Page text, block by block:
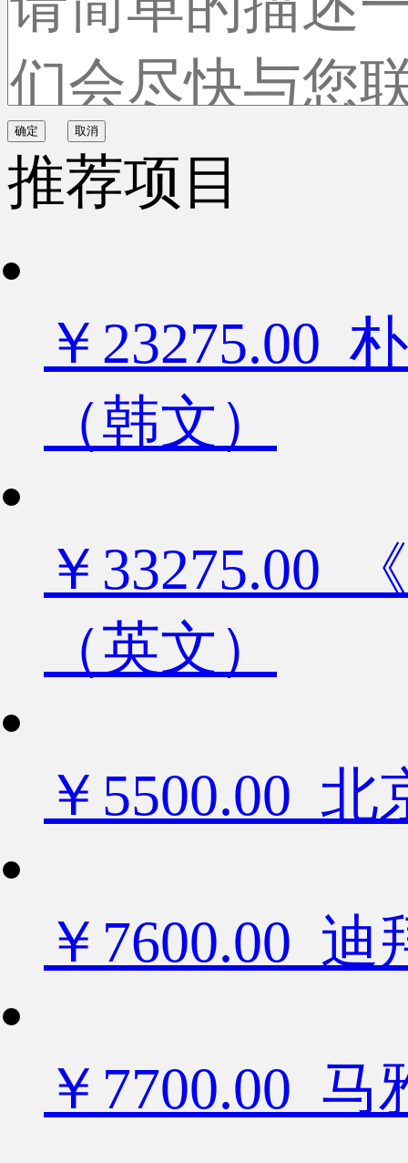
确定 取消
推荐项目
￥23275.00
（韩文）
￥33275.00
（英文）
￥5500.00
￥7600.00
￥7700.00 马